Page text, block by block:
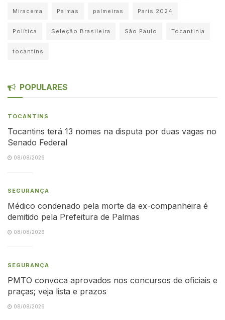
Miracema Palmas palmeiras Paris 2024
Política Seleção Brasileira São Paulo Tocantinia
tocantins
POPULARES
TOCANTINS
Tocantins terá 13 nomes na disputa por duas vagas no
Senado Federal
08/08/2026
SEGURANÇA
Médico condenado pela morte da ex-companheira é
demitido pela Prefeitura de Palmas
08/08/2026
SEGURANÇA
PMTO convoca aprovados nos concursos de oficiais e
praças; veja lista e prazos
08/08/2026